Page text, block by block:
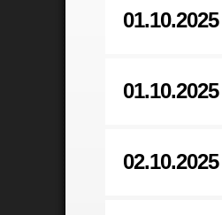
01.10.2025
01.10.2025
02.10.2025